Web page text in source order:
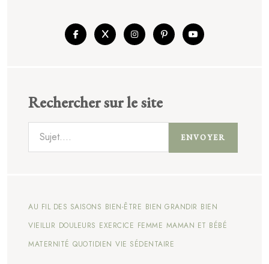
Rechercher sur le site
ENVOYER
AU FIL DES SAISONS BIEN-ÊTRE BIEN GRANDIR BIEN
VIEILLIR DOULEURS EXERCICE FEMME MAMAN ET BÉBÉ
MATERNITÉ QUOTIDIEN VIE SÉDENTAIRE